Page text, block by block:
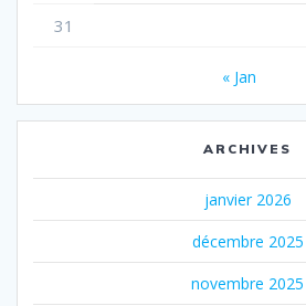
31
« Jan
ARCHIVES
janvier 2026
décembre 2025
novembre 2025